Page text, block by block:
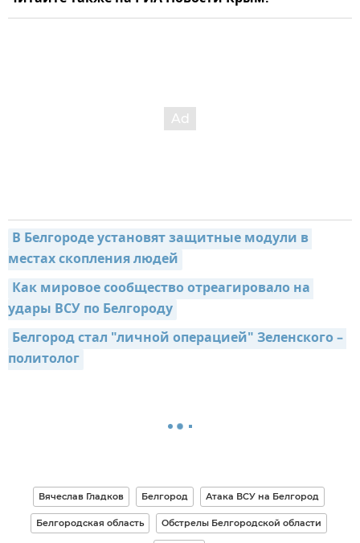
В Белгороде установят защитные модули в
местах скопления людей
Как мировое сообщество отреагировало на
удары ВСУ по Белгороду
Белгород стал "личной операцией" Зеленского –
политолог
Вячеслав Гладков Белгород Атака ВСУ на Белгород
Белгородская область Обстрелы Белгородской области